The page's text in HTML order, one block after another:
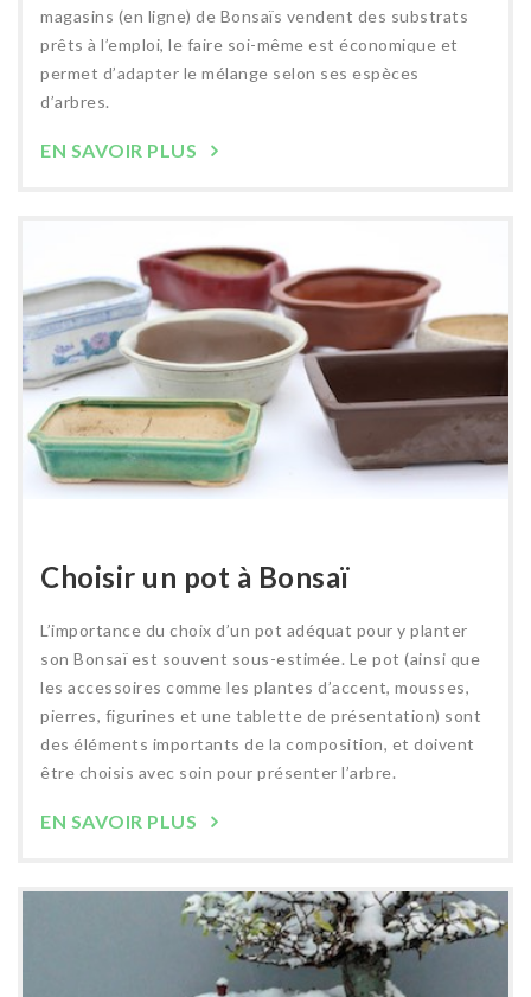
magasins (en ligne) de Bonsaïs vendent des substrats
prêts à l’emploi, le faire soi-même est économique et
permet d’adapter le mélange selon ses espèces
d’arbres.
EN SAVOIR PLUS
Choisir un pot à Bonsaï
L’importance du choix d’un pot adéquat pour y planter
son Bonsaï est souvent sous-estimée. Le pot (ainsi que
les accessoires comme les plantes d’accent, mousses,
pierres, figurines et une tablette de présentation) sont
des éléments importants de la composition, et doivent
être choisis avec soin pour présenter l’arbre.
EN SAVOIR PLUS